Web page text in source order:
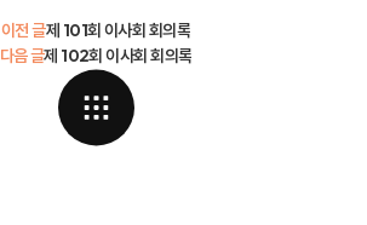
이전 글제 101회 이사회 회의록
제 102회 이사회 회의록
다음 글